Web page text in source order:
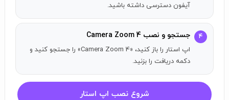
آیفون دسترسی داشته باشید.
۴ جستجو و نصب Camera Zoom 4
اپ استار را باز کنید، «Camera Zoom 4» را جستجو کنید و
دکمه دریافت را بزنید.
شروع نصب اپ استار